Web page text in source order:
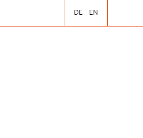
DE EN